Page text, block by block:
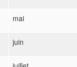
mai
juin